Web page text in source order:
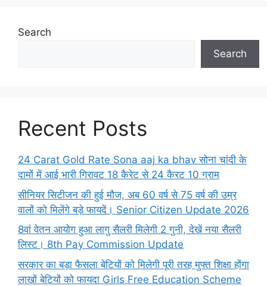
Search
Search
Recent Posts
24 Carat Gold Rate Sona aaj ka bhav सोना चांदी के
दामों में आई भारी गिरावट 18 कैरेट से 24 कैरट 10 ग्राम
सीनियर सिटीजन की हुई मौज, अब 60 वर्ष से 75 वर्ष की उम्र
वालों को मिलेंगे बड़े फायदें। Senior Citizen Update 2026
8वां वेतन आयोग हुआ लागु सैलरी मिलेगी 2 गुनी, देखें नया सैलरी
लिस्ट। 8th Pay Commission Update
सरकार का बड़ा फैसला बेटियों को मिलेगी पूरी तरह मुफ्त शिक्षा होंगा
लाखों बेटियों को फायदा Girls Free Education Scheme